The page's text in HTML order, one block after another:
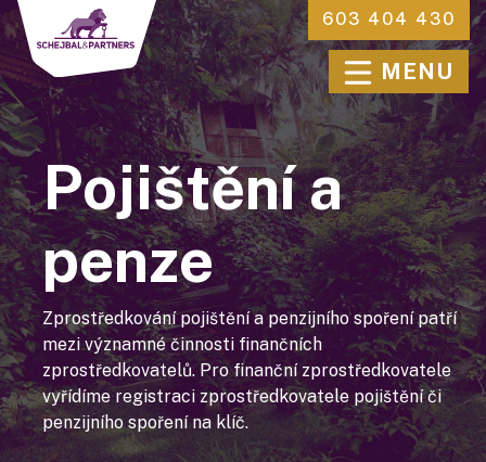
603 404 430
MENU
Pojištění a
penze
Zprostředkování pojištění a penzijního spoření patří
mezi významné činnosti finančních
zprostředkovatelů. Pro finanční zprostředkovatele
vyřídíme registraci zprostředkovatele pojištění či
penzijního spoření na klíč.